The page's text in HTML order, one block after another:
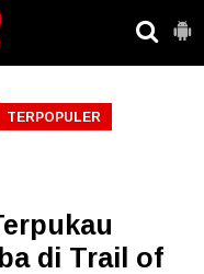
TERPOPULER
di Trail of